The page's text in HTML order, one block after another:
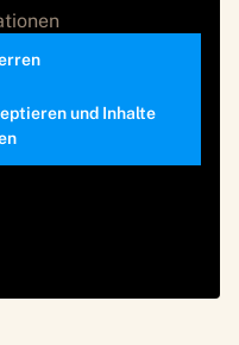
und Inhalte